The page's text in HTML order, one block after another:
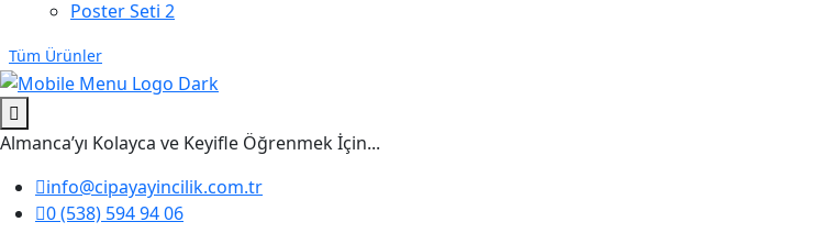
Poster Seti 2
Tüm Ürünler
Almanca’yı Kolayca ve Keyifle Öğrenmek İçin...
info@cipayayincilik.com.tr
0 (538) 594 94 06